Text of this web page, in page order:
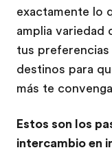
exactamente lo
amplia variedad
tus
destinos para
más te
Estos son los
intercambio en